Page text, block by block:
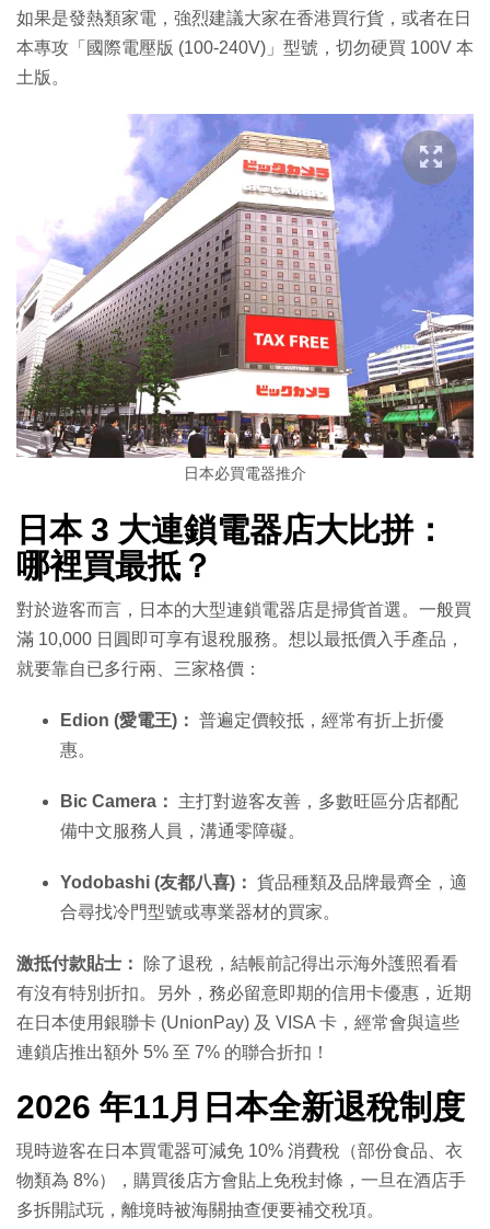
如果是發熱類家電，強烈建議大家在香港買行貨，或者在日
本專攻「國際電壓版 (100-240V)」型號，切勿硬買 100V 本
土版。
日本必買電器推介
日本 3 大連鎖電器店大比拼：
哪裡買最抵？
對於遊客而言，日本的大型連鎖電器店是掃貨首選。一般買
滿 10,000 日圓即可享有退稅服務。想以最抵價入手產品，
就要靠自已多行兩、三家格價：
Edion (愛電王)： 普遍定價較抵，經常有折上折優
惠。
Bic Camera：
主打對遊客友善，多數旺區分店都配
備中文服務人員，溝通零障礙。
Yodobashi (友都八喜)： 貨品種類及品牌最齊全，適
合尋找冷門型號或專業器材的買家。
激抵付款貼士：
除了退稅，結帳前記得出示海外護照看看
有沒有特別折扣。另外，務必留意即期的信用卡優惠，近期
在日本使用銀聯卡 (UnionPay) 及 VISA 卡，經常會與這些
連鎖店推出額外 5% 至 7% 的聯合折扣！
2026 年11月日本全新退稅制度
現時遊客在日本買電器可減免 10% 消費稅（部份食品、衣
物類為 8%），購買後店方會貼上免稅封條，一旦在酒店手
多拆開試玩，離境時被海關抽查便要補交稅項。